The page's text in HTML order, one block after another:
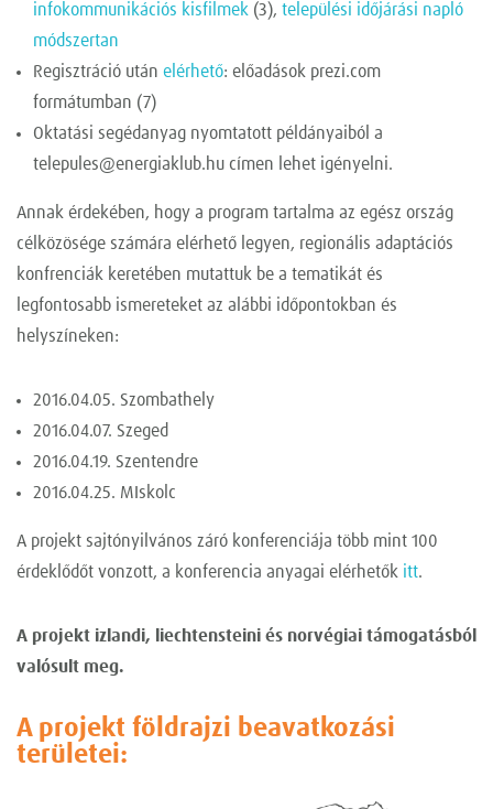
infokommunikációs kisfilmek (3), települési időjárási napló
módszertan
Regisztráció után elérhető: előadások prezi.com
formátumban (7)
Oktatási segédanyag nyomtatott példányaiból a
telepules@energiaklub.hu címen lehet igényelni.
Annak érdekében, hogy a program tartalma az egész ország
célközösége számára elérhető legyen, regionális adaptációs
konfrenciák keretében mutattuk be a tematikát és
legfontosabb ismereteket az alábbi időpontokban és
helyszíneken:
2016.04.05. Szombathely
2016.04.07. Szeged
2016.04.19. Szentendre
2016.04.25. MIskolc
A projekt sajtónyilvános záró konferenciája több mint 100
érdeklődőt vonzott, a konferencia anyagai elérhetők itt.
A projekt izlandi, liechtensteini és norvégiai támogatásból
valósult meg.
A projekt földrajzi beavatkozási
területei: